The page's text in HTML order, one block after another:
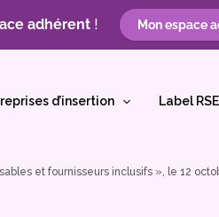
adhérent! Mon espace
d’insertion Label
et fournisseurs inclusifs », le 12